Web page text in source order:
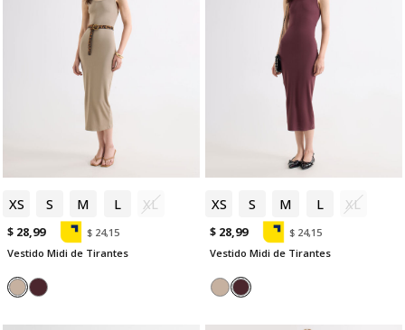
XS S M L XL
$ 28,99
$ 24,15
Vestido Midi de Tirantes
XS S M L XL
$ 28,99
$ 24,15
Vestido Midi de Tirantes